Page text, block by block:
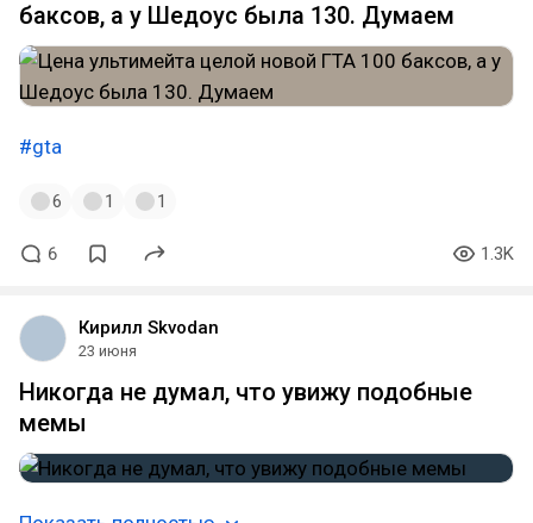
баксов, а у Шедоус была 130. Думаем
#gta
6 1 1
6 1.3K
Кирилл Skvodan
23 июня
Никогда не думал, что увижу подобные
мемы